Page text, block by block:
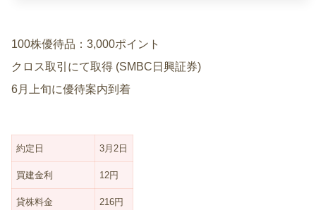
100株優待品：3,000ポイント
クロス取引にて取得 (SMBC日興証券)
6月上旬に優待案内到着
約定日 3月2日
買建金利 12円
貸株料金 216円